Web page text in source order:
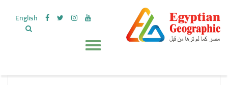
English